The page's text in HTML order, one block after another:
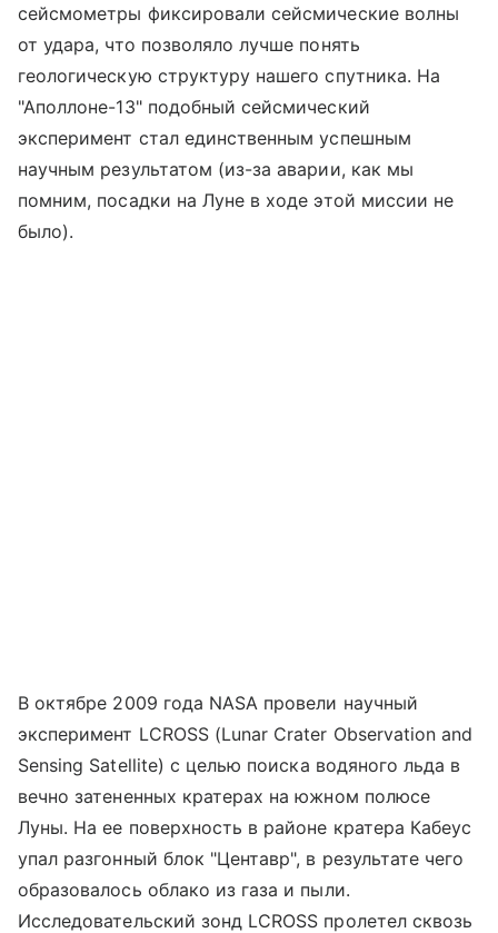
сейсмометры фиксировали сейсмические волны
от удара, что позволяло лучше понять
геологическую структуру нашего спутника. На
"Аполлоне-13" подобный сейсмический
эксперимент стал единственным успешным
научным результатом (из-за аварии, как мы
помним, посадки на Луне в ходе этой миссии не
было).
В октябре 2009 года NASA провели научный
эксперимент LCROSS (Lunar Crater Observation and
Sensing Satellite) с целью поиска водяного льда в
вечно затененных кратерах на южном полюсе
Луны. На ее поверхность в районе кратера Кабеус
упал разгонный блок "Центавр", в результате чего
образовалось облако из газа и пыли.
Исследовательский зонд LCROSS пролетел сквозь